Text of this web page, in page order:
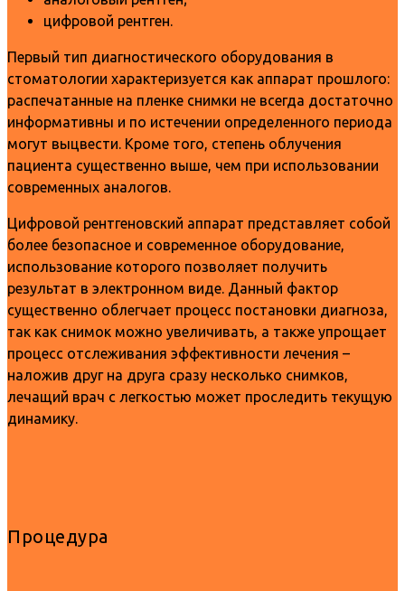
цифровой рентген.
Первый тип диагностического оборудования в
стоматологии характеризуется как аппарат прошлого:
распечатанные на пленке снимки не всегда достаточно
информативны и по истечении определенного периода
могут выцвести. Кроме того, степень облучения
пациента существенно выше, чем при использовании
современных аналогов.
Цифровой рентгеновский аппарат представляет собой
более безопасное и современное оборудование,
использование которого позволяет получить
результат в электронном виде. Данный фактор
существенно облегчает процесс постановки диагноза,
так как снимок можно увеличивать, а также упрощает
процесс отслеживания эффективности лечения –
наложив друг на друга сразу несколько снимков,
лечащий врач с легкостью может проследить текущую
динамику.
Процедура